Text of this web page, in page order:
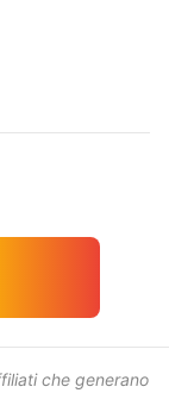
che generano